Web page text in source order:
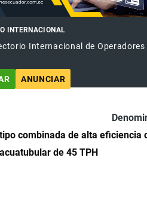
INTERNACIONAL
Internacional de Operadores
ANUNCIAR
combinada de alta
de 45 TPH